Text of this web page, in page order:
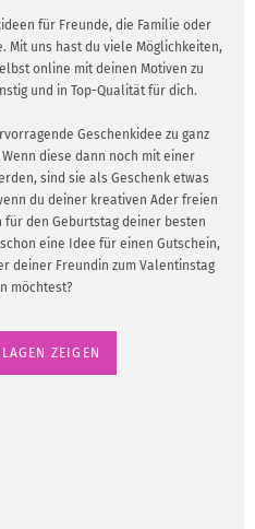
für Freunde, die Familie oder
Mit uns hast du viele Möglichkeiten,
online mit deinen Motiven zu
und in Top-Qualität für dich.
Geschenkidee zu ganz
diese dann noch mit einer
sind sie als Geschenk etwas
du deiner kreativen Ader freien
für den Geburtstag deiner besten
eine Idee für einen Gutschein,
deiner Freundin zum Valentinstag
möchtest?
ZEIGEN